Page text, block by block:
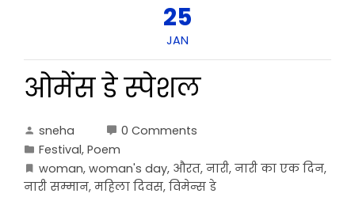
25
JAN
ओमेंस डे स्पेशल
sneha
0 Comments
Festival, Poem
woman, woman's day, औरत, नारी, नारी का एक दिन,
नारी सम्मान, महिला दिवस, विमेन्स डे